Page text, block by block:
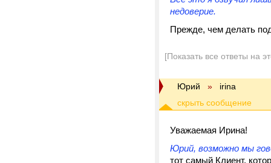
недоверие.
Прежде, чем делать
[Показать все ответы на
Юрий » irina
Уважаемая Ирина!
Юрий, возможно мы
тот самый Клиент,